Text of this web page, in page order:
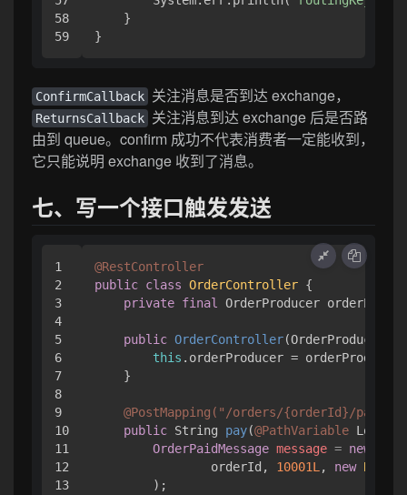
58
    }
ConfirmCallback 关注消息是否到达 exchange，
ReturnsCallback 关注消息到达 exchange 后是否路
由到 queue。confirm 成功不代表消费者一定能收到，
它只能说明 exchange 收到了消息。
七、写一个接口触发发送
1
2
3
4
5
6
7
8
9
10
11
12
13
@RestController
public class OrderController {
private final OrderProducer
public OrderController(OrderProducer
this .orderProducer = orderProducer;
    }
@PostMapping("/orders/{orderId}/pay")
public String pay(@PathVariable Long
OrderPaidMessage message = new
                orderId,
10001L , new
        );